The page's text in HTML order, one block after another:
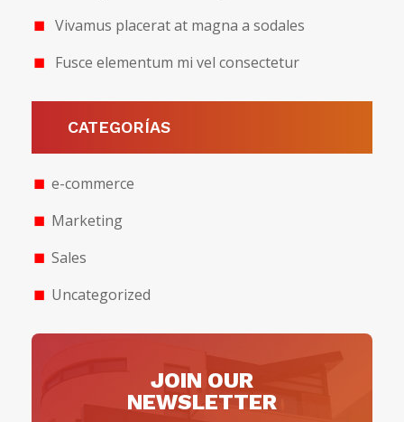
Vivamus placerat at magna a sodales
Fusce elementum mi vel consectetur
CATEGORÍAS
e-commerce
Marketing
Sales
Uncategorized
JOIN OUR
NEWSLETTER